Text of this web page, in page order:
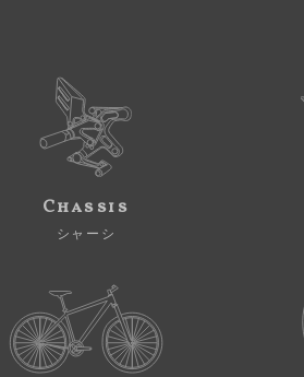
Chassis
シャーシ